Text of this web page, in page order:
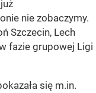
nie zobaczymy.
Szczecin, Lech
fazie grupowej Ligi
się m.in.